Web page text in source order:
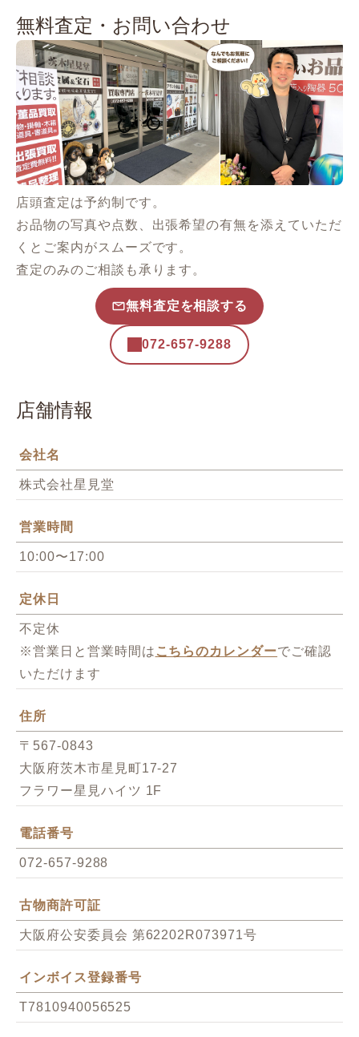
無料査定・お問い合わせ
店頭査定は予約制です。
お品物の写真や点数、出張希望の有無を添えていただ
くとご案内がスムーズです。
査定のみのご相談も承ります。
無料査定を相談する
072-657-9288
店舗情報
会社名
株式会社星見堂
営業時間
10:00〜17:00
定休日
不定休
※営業日と営業時間は こちらのカレンダーでご確認
いただけます
住所
〒567-0843
大阪府茨木市星見町17-27
フラワー星見ハイツ 1F
電話番号
072-657-9288
古物商許可証
大阪府公安委員会 第62202R073971号
インボイス登録番号
T7810940056525